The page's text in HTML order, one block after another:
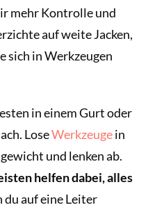
mehr Kontrolle und
auf weite Jacken,
sich in Werkzeugen
in einem Gurt oder
LoseWerkzeugein
und lenken ab.
helfen dabei, alles
du auf eine Leiter